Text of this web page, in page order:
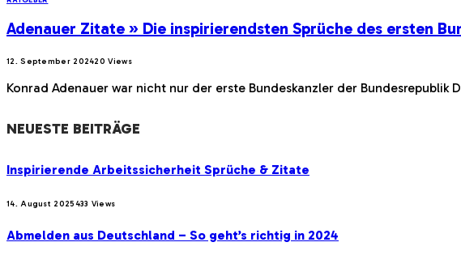
Adenauer Zitate » Die inspirierendsten Sprüche des ersten
12. September 202420Views
Konrad Adenauer war nicht nur der erste Bundeskanzler der
NEUESTE BEITRÄGE
Inspirierende Arbeitssicherheit Sprüche & Zitate
14. August 2025433 Views
Abmelden aus Deutschland – So geht’s richtig in 2024